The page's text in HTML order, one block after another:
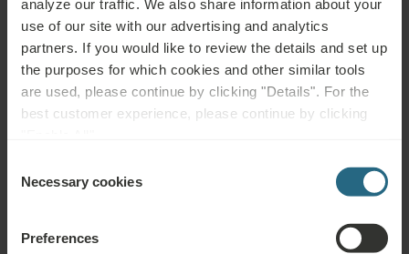
analyze our traffic. We also share information about your
use of our site with our advertising and analytics
partners. If you would like to review the details and set up
the purposes for which cookies and other similar tools
are used, please continue by clicking "Details". For the
best customer experience, please continue by clicking
Selection
Necessary cookies
Preferences
w niewielkich ilościach.
Rośliny strączkowe są spożywane codziennie i dostarczają
wysokiej jakości białka, składników budulcowych i błonnika.
Karma zawiera bardzo mało cukru. Napoje bezalkoholowe i
napoje słodzone również są nieznane.
składników i zakwasem spożywa się w małych ilościach.
Garść orzechów i nasion dziennie dostarcza zdrowych
Najważniejszym napojem jest woda, dużą popularnością cieszą